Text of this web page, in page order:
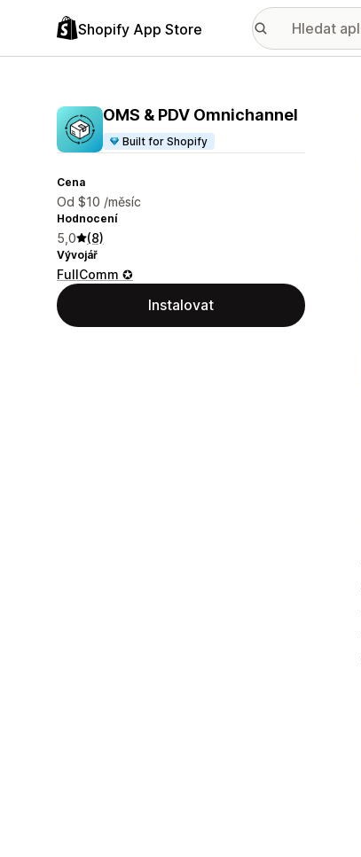
Shopify App Store
OMS & PDV Omnichannel
Built for Shopify
Cena
Od $10 /měsíc
Hodnocení
5,0 (8)
Vývojář
FullComm ✪
Instalovat